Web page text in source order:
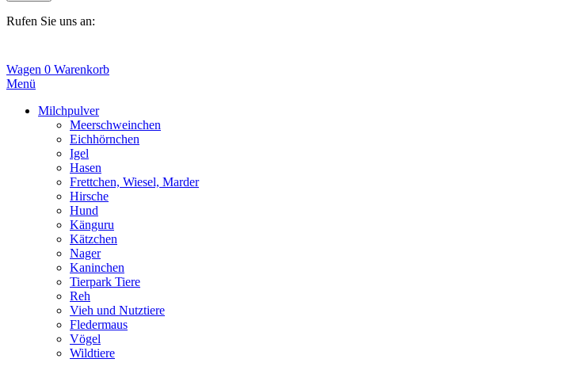
Rufen Sie uns an:
Wagen 0 Warenkorb
Menü
Milchpulver
Meerschweinchen
Eichhörnchen
Igel
Hasen
Frettchen, Wiesel, Marder
Hirsche
Hund
Känguru
Kätzchen
Nager
Kaninchen
Tierpark Tiere
Reh
Vieh und Nutztiere
Fledermaus
Vögel
Wildtiere